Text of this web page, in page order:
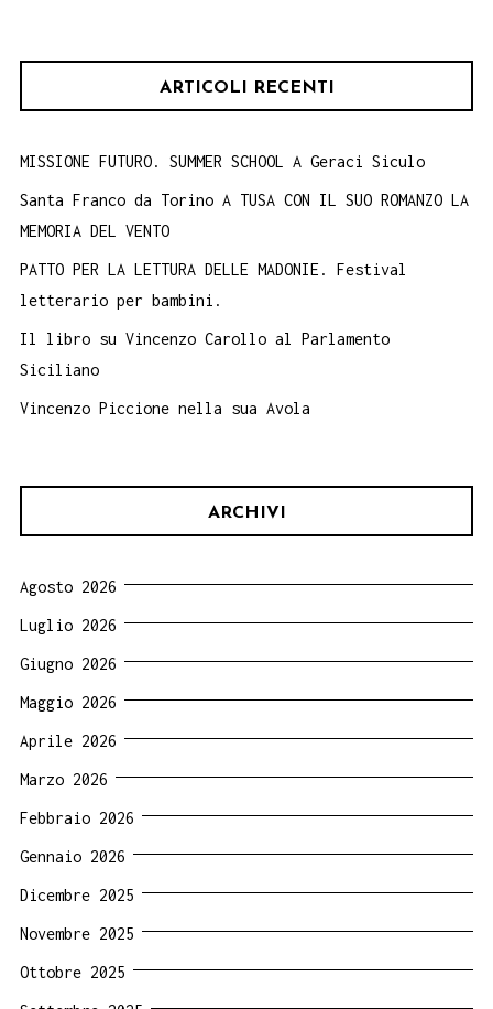
giugno
ARTICOLI RECENTI
MISSIONE FUTURO. SUMMER SCHOOL A Geraci Siculo
Santa Franco da Torino A TUSA CON IL SUO ROMANZO LA
MEMORIA DEL VENTO
PATTO PER LA LETTURA DELLE MADONIE. Festival
letterario per bambini.
Il libro su Vincenzo Carollo al Parlamento
Siciliano
Vincenzo Piccione nella sua Avola
ARCHIVI
Agosto 2026
Luglio 2026
Giugno 2026
Maggio 2026
Aprile 2026
Marzo 2026
Febbraio 2026
Gennaio 2026
Dicembre 2025
Novembre 2025
Ottobre 2025